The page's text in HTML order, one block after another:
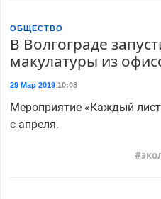
ОБЩЕСТВО
В Волгограде
макулатуры из
29 Мар 201910:08
Мероприятие «Каждый
с апреля.